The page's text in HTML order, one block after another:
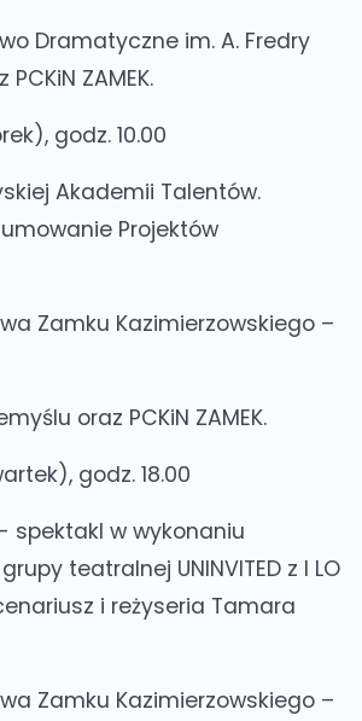
Dramatyczne im. A. Fredry
PCKiN ZAMEK.
godz. 10.00
Akademii Talentów.
Projektów
Zamku Kazimierzowskiego –
oraz PCKiN ZAMEK.
godz. 18.00
- spektakl w wykonaniu
teatralnej UNINVITED z I LO
i reżyseria Tamara
Zamku Kazimierzowskiego –